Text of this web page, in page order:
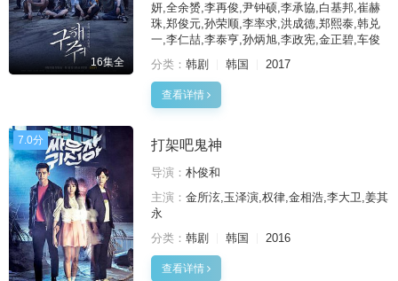
16集全
妍,全余赟,李再俊,尹钟硕,李承協,白基邦,崔赫
珠,郑俊元,孙荣顺,李率求,洪成德,郑熙泰,韩兑
一,李仁喆,李泰亨,孙炳旭,李政宪,金正碧,车俊
分类： 韩剧 韩国 2017
查看详情
7.0分 打架吧鬼神
导演： 朴俊和
主演： 金所泫,玉泽演,权律,金相浩,李大卫,姜其
永
分类： 韩剧 韩国 2016
查看详情